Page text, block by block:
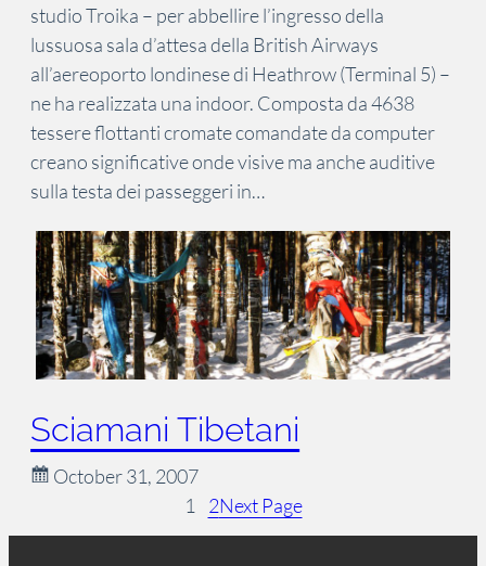
studio Troika – per abbellire l’ingresso della
lussuosa sala d’attesa della British Airways
all’aereoporto londinese di Heathrow (Terminal 5) –
ne ha realizzata una indoor. Composta da 4638
tessere flottanti cromate comandate da computer
creano significative onde visive ma anche auditive
sulla testa dei passeggeri in…
Sciamani Tibetani
October 31, 2007
1
2Next Page